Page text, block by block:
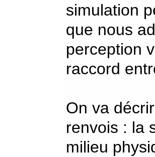
simulation
que nous
perception
raccord
On va
renvois : la
milieu